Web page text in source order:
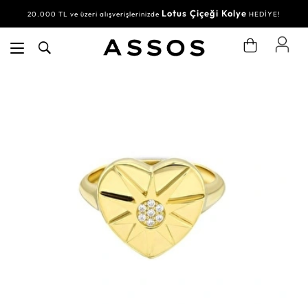
20.000 TL ve üzeri alışverişlerinizde Lotus Çiçeği Kolye HEDİYE!